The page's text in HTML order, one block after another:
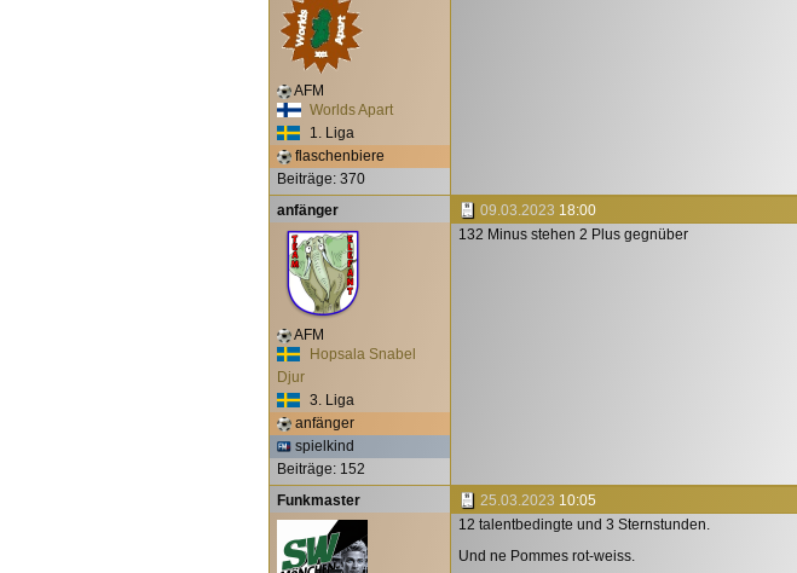
AFM
Worlds Apart
1. Liga
flaschenbiere
Beiträge: 370
anfänger
AFM
Hopsala Snabel
Djur
3. Liga
anfänger
spielkind
Beiträge: 152
09.03.2023 18:00
132 Minus stehen 2 Plus gegnüber
Funkmaster 25.03.2023 10:05
12 talentbedingte und 3 Sternstunden.
Und ne Pommes rot-weiss.